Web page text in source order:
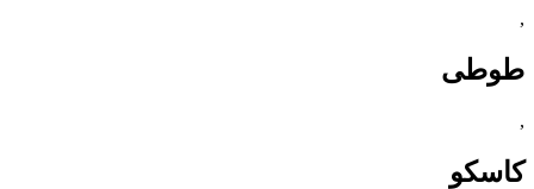
,
طوطی
,
کاسکو